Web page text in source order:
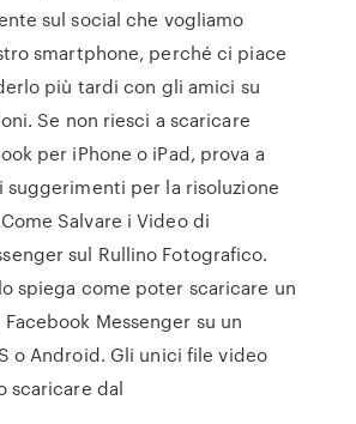
sul social che vogliamo
smartphone, perché ci piace
più tardi con gli amici su
Se non riesci a scaricare
per iPhone o iPad, prova a
suggerimenti per la risoluzione
Salvare i Video di
sul Rullino Fotografico.
spiega come poter scaricare un
Messenger su un
o Android. Gli unici file video
scaricare dal